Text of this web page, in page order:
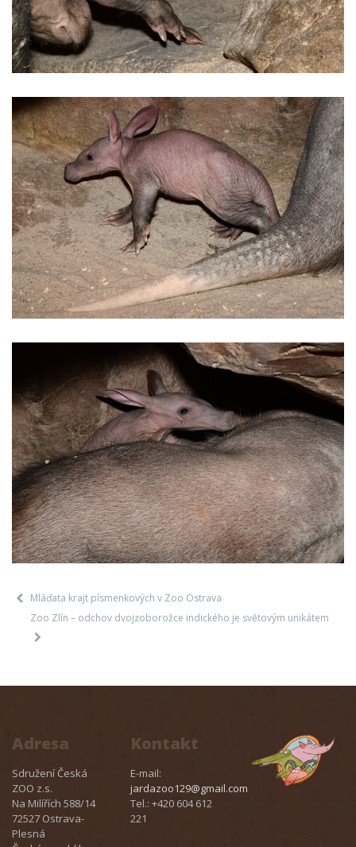
Mláďata krajt písmenkových v Zoo Ostrava
Zoo Zlín – odchov dvojzoborožce indického je světovým unikátem
Adresa
Sdružení Česká
ZOO z.s.
Na Milířích 588/14
72527 Ostrava-
Plesná
Kontakt
E-mail:
jardazoo129@gmail.com
Tel.: +420 604 612
221